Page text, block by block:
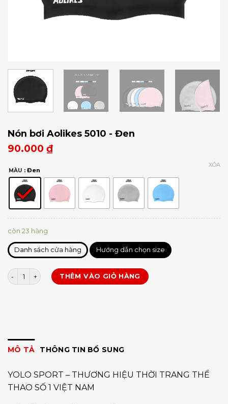
Nón bơi Aolikes 5010 - Đen
90.000 ₫
MÀU : Đen
XÓA
còn 23 hàng
Danh sách cửa hàng Hướng dẫn chọn size
Nón bơi Aolikes 5010 số lượngTHÊM VÀO GIỎ HÀNG
MÔ TẢ THÔNG TIN BỔ SUNG
YOLO SPORT – THƯƠNG HIỆU THỜI TRANG THỂ
THAO SỐ 1 VIỆT NAM